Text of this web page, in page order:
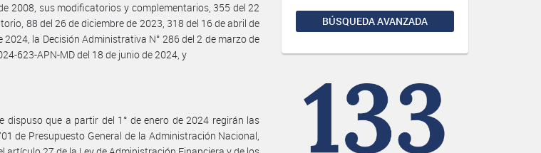
BÚSQUEDA AVANZADA
2008, sus modificatorios y complementarios, 355 del 22
88 del 26 de diciembre de 2023, 318 del 16 de abril de
la Decisión Administrativa N° 286 del 2 de marzo de
623-APN-MD del 18 de junio de 2024, y
dispuso que a partir del 1° de enero de 2024 regirán las
de Presupuesto General de la Administración Nacional,